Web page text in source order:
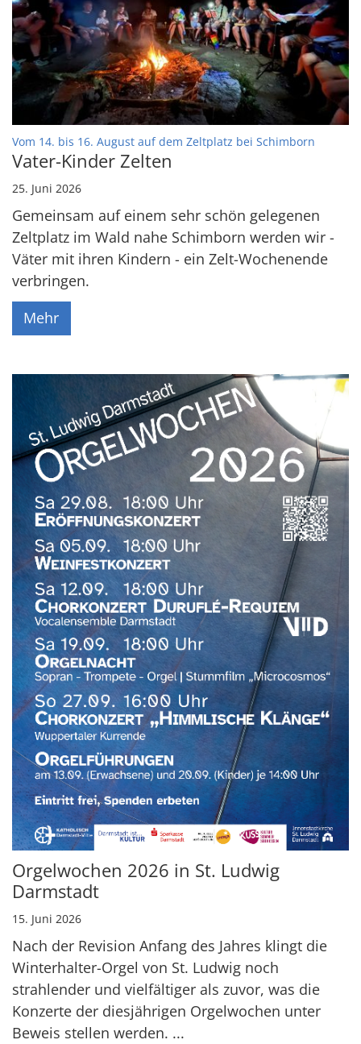
Vom 14. bis 16. August auf dem Zeltplatz bei Schimborn
Vater-Kinder Zelten
25. Juni 2026
Gemeinsam auf einem sehr schön gelegenen
Zeltplatz im Wald nahe Schimborn werden wir -
Väter mit ihren Kindern - ein Zelt-Wochenende
verbringen.
Mehr
Orgelwochen 2026 in St. Ludwig
Darmstadt
15. Juni 2026
Nach der Revision Anfang des Jahres klingt die
Winterhalter-Orgel von St. Ludwig noch
strahlender und vielfältiger als zuvor, was die
Konzerte der diesjährigen Orgelwochen unter
Beweis stellen werden. ...